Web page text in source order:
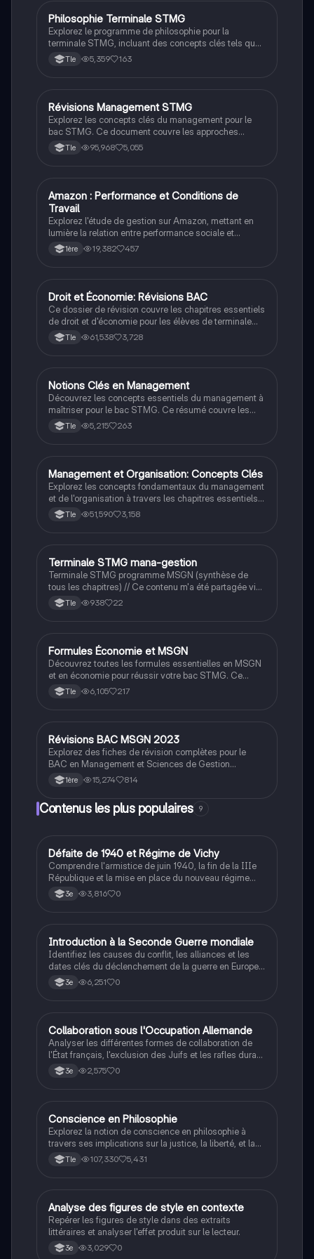
STMG
Philosophie Terminale STMG
Explorez le programme de philosophie pour la
terminale STMG, incluant des concepts clés tels que
la religion, la liberté, la justice, et la vérité. Ce
document propose également une méthodologie
vos idées. Idéal pour les étudiants souhaitant
approfondir leur compréhension des enjeux
philosophiques contemporains.
Tle 5,359 163
STMG
Révisions Management STMG
Explorez les concepts clés du management pour le
bac STMG. Ce document couvre les approches
marketing, la gestion des ressources humaines, les
stratégies de croissance, et les méthodes de calcul
performance, l'organisation des entreprises, et les
relations avec les parties prenantes.
Tle 95,968 5,055
STMG
Amazon : Performance et Conditions de
Travail
Explorez l'étude de gestion sur Amazon, mettant en
lumière la relation entre performance sociale et
commerciale. Ce dossier aborde l'impact des
conditions de travail sur la performance de
en gestion souhaitant comprendre les enjeux
contemporains du e-commerce. Type : Synthèse
d'étude de gestion.
1ère 19,382 457
STMG
Droit et Économie: Révisions BAC
Ce dossier de révision couvre les chapitres essentiels
de droit et d'économie pour les élèves de terminale
STMG, incluant des thèmes tels que la responsabilité
civile, les droits des travailleurs, la redistribution
des exemples pratiques.
Tle 61,538 3,728
STMG
Notions Clés en Management
Découvrez les concepts essentiels du management à
maîtriser pour le bac STMG. Ce résumé couvre les
types d'organisation, les styles de direction, la
communication d'équipe, le diagnostic stratégique, et
Tle 5,215 263
STMG
Management et Organisation: Concepts Clés
Explorez les concepts fondamentaux du management
et de l'organisation à travers les chapitres essentiels
du programme de terminale STMG. Ce résumé couvre
des thèmes tels que la stratégie d'entreprise, la
Idéal pour préparer le BAC et comprendre les enjeux
contemporains du management.
Tle 51,590 3,158
STMG
Terminale STMG mana-gestion
Terminale STMG programme MSGN (synthèse de
tous les chapitres) // Ce contenu m'a été partagée via
un lien drive sur tiktok je l'ai enregistré ici pour l'avoir
dans ma bibliothèque sur n'importe quelle appareil et
Tle 938 22
STMG
Formules Économie et MSGN
Découvrez toutes les formules essentielles en MSGN
et en économie pour réussir votre bac STMG. Ce
document couvre des concepts clés tels que le seuil
de rentabilité, le coût de revient, le PIB, et bien plus
Tle 6,105 217
STMG
Révisions BAC MSGN 2023
Explorez des fiches de révision complètes pour le
BAC en Management et Sciences de Gestion
Numérique (MSGN). Ce document couvre des
concepts clés tels que les styles de management, les
modèles économiques, la chaîne de valeur de Porter,
et bien plus. Idéal pour les étudiants en STMG
1ère 15,274 814
Contenus les plus populaires 9
DHistoire
Défaite de 1940 et Régime de Vichy
Comprendre l'armistice de juin 1940, la fin de la IIIe
République et la mise en place du nouveau régime
autoritaire de Philippe Pétain.
3e 3,816 0
IHistoire
Introduction à la Seconde Guerre mondiale
Identifiez les causes du conflit, les alliances et les
dates clés du déclenchement de la guerre en Europe
et dans le Pacifique.
3e 6,251 0
CHistoire
Collaboration sous l'Occupation Allemande
Analyser les différentes formes de collaboration de
l'État français, l'exclusion des Juifs et les rafles durant
la Seconde Guerre mondiale.
3e 2,575 0
Philosophie
Conscience en Philosophie
Explorez la notion de conscience en philosophie à
travers ses implications sur la justice, la liberté, et la
connaissance. Cette fiche de révision aborde les
débats philosophiques sur la conscience, le cogito, et
étudiants en philosophie cherchant à approfondir leur
compréhension des enjeux éthiques et existentiels.
Tle 107,330 5,431
AFrançais
Analyse des figures de style en contexte
Repérer les figures de style dans des extraits
littéraires et analyser l'effet produit sur le lecteur.
3e 3,029 0